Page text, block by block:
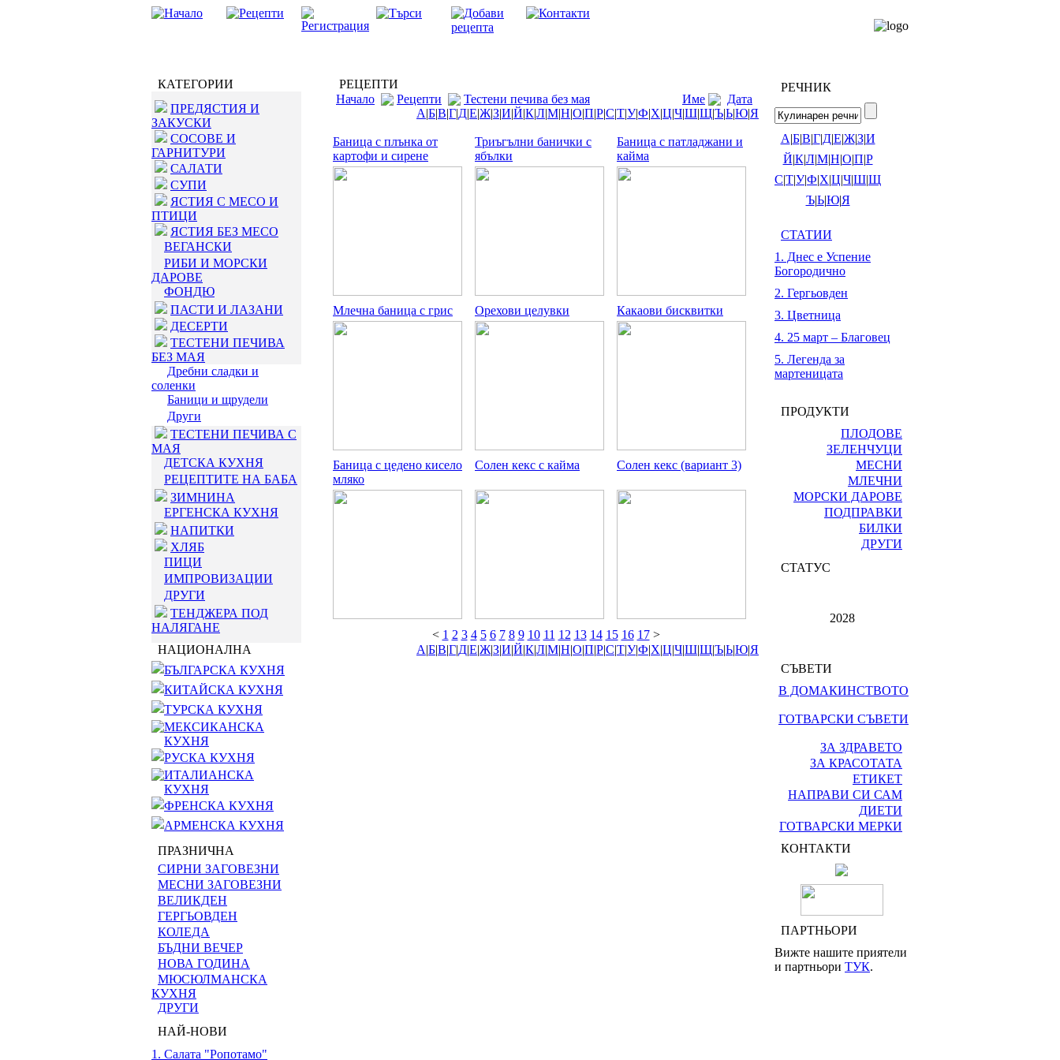
КАТЕГОРИИ
ПРЕДЯСТИЯ И
ЗАКУСКИ
СОСОВЕ И
ГАРНИТУРИ
САЛАТИ
СУПИ
ЯСТИЯ С МЕСО И
ПТИЦИ
ЯСТИЯ БЕЗ МЕСО
ВЕГАНСКИ
РИБИ И МОРСКИ
ДАРОВЕ
ФОНДЮ
ПАСТИ И ЛАЗАНИ
ДЕСЕРТИ
ТЕСТЕНИ ПЕЧИВА
БЕЗ МАЯ
Дребни сладки и
соленки
Баници и щрудели
Други
ТЕСТЕНИ ПЕЧИВА С
МАЯ
ДЕТСКА КУХНЯ
РЕЦЕПТИТЕ НА БАБА
ЗИМНИНА
ЕРГЕНСКА КУХНЯ
НАПИТКИ
ХЛЯБ
ПИЦИ
ИМПРОВИЗАЦИИ
ДРУГИ
ТЕНДЖЕРА ПОД
НАЛЯГАНЕ
НАЦИОНАЛНА
БЪЛГАРСКА КУХНЯ
КИТАЙСКА КУХНЯ
ТУРСКА КУХНЯ
МЕКСИКАНСКА
КУХНЯ
РУСКА КУХНЯ
ИТАЛИАНСКА
КУХНЯ
ФРЕНСКА КУХНЯ
АРМЕНСКА КУХНЯ
ПРАЗНИЧНА
СИРНИ ЗАГОВЕЗНИ
МЕСНИ ЗАГОВЕЗНИ
ВЕЛИКДЕН
ГЕРГЬОВДЕН
КОЛЕДА
БЪДНИ ВЕЧЕР
НОВА ГОДИНА
МЮСЮЛМАНСКА
КУХНЯ
ДРУГИ
НАЙ-НОВИ
1. Салата "Ропотамо"
РЕЦЕПТИ
Начало
Рецепти Тестени печива без мая Име
Дата
А|Б|В|Г|Д|Е|Ж|З|И|Й|К|Л|М|Н|О|П|Р|С|Т|У|Ф|Х|Ц|Ч|Ш|Щ|Ъ|Ь|Ю|Я
Баница с плънка от
картофи и сирене
Триъгълни банички с
ябълки
Баница с патладжани и
кайма
Млечна баница с грис Орехови целувки Какаови бисквитки
Баница с цедено кисело
мляко
Солен кекс с кайма Солен кекс (вариант 3)
< 1 2 3 4 5 6 7 8 9 10 11 12 13 14 15 16 17>
А|Б|В|Г|Д|Е|Ж|З|И|Й|К|Л|М|Н|О|П|Р|С|Т|У|Ф|Х|Ц|Ч|Ш|Щ|Ъ|Ь|Ю|Я
РЕЧНИК
А|Б|В|Г|Д|Е|Ж|З|И
Й|К|Л|М|Н|О|П|Р
С|Т|У|Ф|Х|Ц|Ч|Ш|Щ
Ъ|Ь|Ю|Я
СТАТИИ
1. Днес е Успение
Богородично
2. Гергьовден
3. Цветница
4. 25 март – Благовец
5. Легенда за
мартеницата
ПРОДУКТИ
ПЛОДОВЕ
ЗЕЛЕНЧУЦИ
МЕСНИ
МЛЕЧНИ
МОРСКИ ДАРОВЕ
ПОДПРАВКИ
БИЛКИ
ДРУГИ
СТАТУС
2028
СЪВЕТИ
В ДОМАКИНСТВОТО
ГОТВАРСКИ СЪВЕТИ
ЗА ЗДРАВЕТО
ЗА КРАСОТАТА
ЕТИКЕТ
НАПРАВИ СИ САМ
ДИЕТИ
ГОТВАРСКИ МЕРКИ
КОНТАКТИ
ПАРТНЬОРИ
Вижте нашите приятели
и партньори ТУК.